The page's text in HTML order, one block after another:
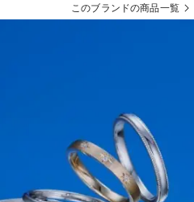
このブランドの商品一覧